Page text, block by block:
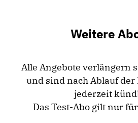
Weitere
Alle Angebote verlängern
und sind nach Ablauf der
jederzeit
Das Test-Abo gilt nur